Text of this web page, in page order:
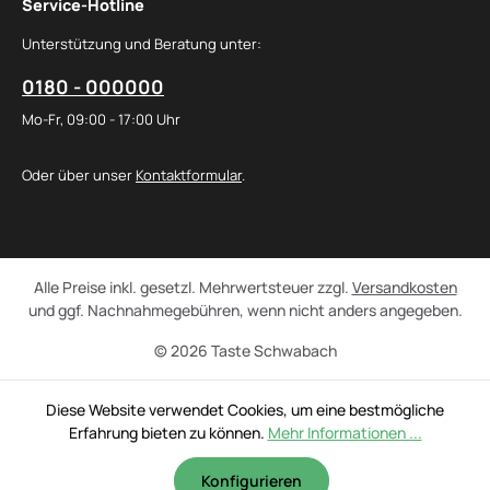
Service-Hotline
Unterstützung und Beratung unter:
0180 - 000000
Mo-Fr, 09:00 - 17:00 Uhr
Oder über unser Kontaktformular.
© 2026 Taste Schwabach
Alle Preise inkl. gesetzl. Mehrwertsteuer zzgl. Versandkosten
und ggf. Nachnahmegebühren, wenn nicht anders angegeben.
Diese Website verwendet Cookies, um eine bestmögliche
Erfahrung bieten zu können. Mehr Informationen ...
Konfigurieren